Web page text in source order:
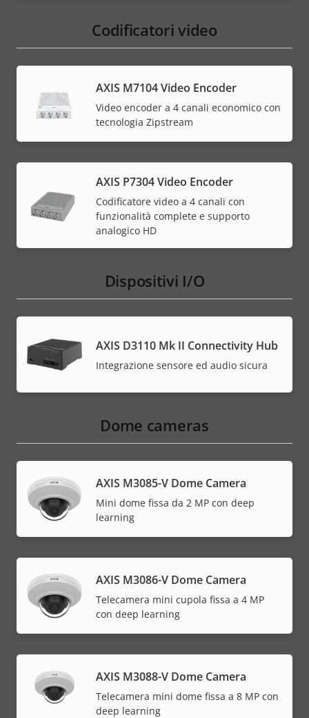
Codificatori video
AXIS M7104 Video Encoder
Video encoder a 4 canali economico con
tecnologia Zipstream
AXIS P7304 Video Encoder
Codificatore video a 4 canali con
funzionalità complete e supporto
analogico HD
Dispositivi I/O
AXIS D3110 Mk II Connectivity Hub
Integrazione sensore ed audio sicura
Dome cameras
AXIS M3085-V Dome Camera
Mini dome fissa da 2 MP con deep
learning
AXIS M3086-V Dome Camera
Telecamera mini cupola fissa a 4 MP
con deep learning
AXIS M3088-V Dome Camera
Telecamera mini dome fissa a 8 MP con
deep learning